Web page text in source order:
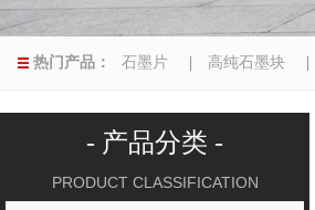
热门产品： 石墨片 高纯石墨块
|异型磨具 |
- 产品分类 -
PRODUCT CLASSIFICATION